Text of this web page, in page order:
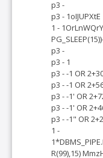
p3 -
p3 - 1oIJUPXtE
1 -
p3 -
p3 - 1
p3 - -1 OR
p3 - -1 OR
p3 - -1' OR
p3 - -1' OR
p3 - -1" OR
1 -
R(99),15)